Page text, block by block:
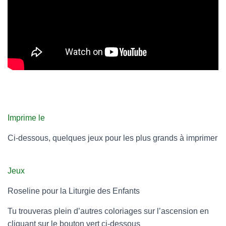
Imprime le
Ci-dessous, quelques jeux pour les plus grands à imprimer
Jeux
Roseline pour la Liturgie des Enfants
Tu trouveras plein d’autres coloriages sur l’ascension en
cliquant sur le bouton vert ci-dessous